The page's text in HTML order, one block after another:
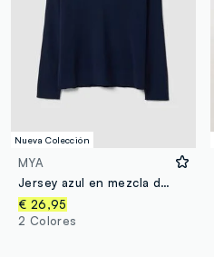
Nueva Colección
MYA
Jersey azul en mezcla de viscosa con cuello polo y corte holgado
€ 26,95
2 Colores